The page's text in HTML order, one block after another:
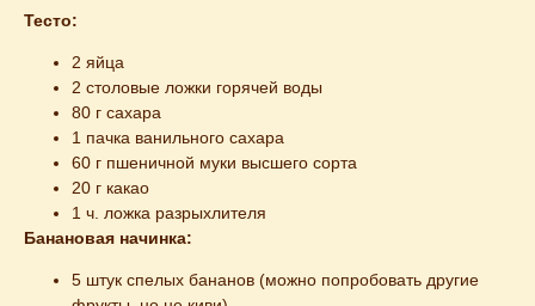
Тесто:
2 яйца
2 столовые ложки горячей воды
80 г сахара
1 пачка ванильного сахара
60 г пшеничной муки высшего сорта
20 г какао
1 ч. ложка разрыхлителя
Банановая начинка:
5 штук спелых бананов (можно попробовать другие